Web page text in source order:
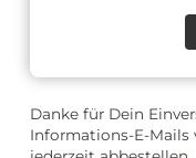
Danke für Dein
Informations-E-Mails